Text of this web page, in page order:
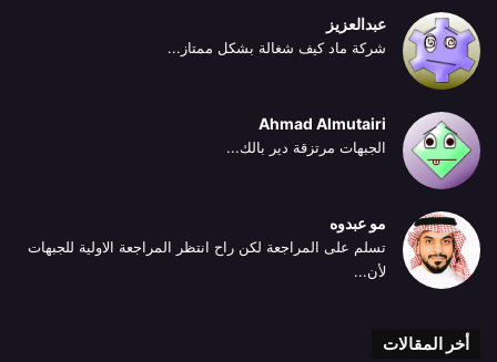
عبدالعزيز
شركة ماد كيف شغالة بشكل ممتاز...
Ahmad Almutairi
الجبهات مرتزقة دير بالك...
مو عبدوه
تسلم على المراجعة لكن راح انتظر المراجعة الاولية للجبهات
لأن...
أخر المقالات